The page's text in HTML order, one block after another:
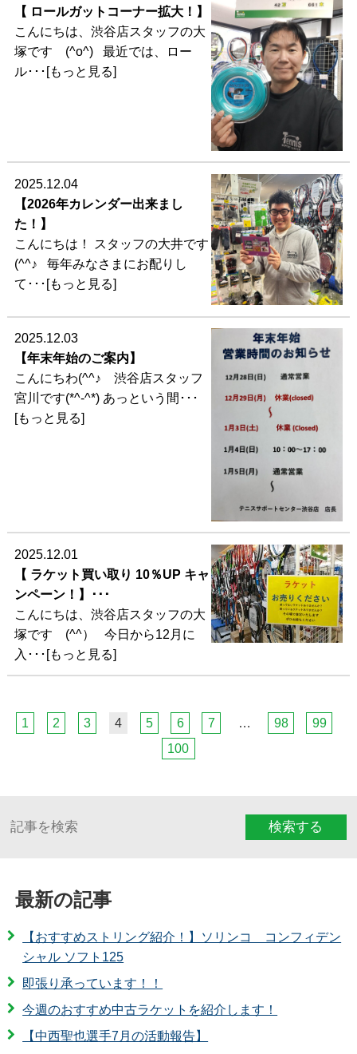
【 ロールガットコーナー拡大！】
こんにちは、渋谷店スタッフの大
塚です (^o^) 最近では、ロー
ル･･･[もっと見る]
2025.12.04
【2026年カレンダー出来まし
た！】
こんにちは！ スタッフの大井です
(^^♪ 毎年みなさまにお配りし
て･･･[もっと見る]
2025.12.03
【年末年始のご案内】
こんにちわ(^^♪ 渋谷店スタッフ
宮川です(*^-^*) あっという間･･･
[もっと見る]
2025.12.01
【 ラケット買い取り 10％UP キャ
ンペーン！】･･･
こんにちは、渋谷店スタッフの大
塚です (^^） 今日から12月に
入･･･[もっと見る]
1 2 3 4 5 6 7 … 98
99
100
検索する
最新の記事
【おすすめストリング紹介！】ソリンコ コンフィデン
シャル ソフト125
即張り承っています！！
今週のおすすめ中古ラケットを紹介します！
【中西聖也選手7月の活動報告】